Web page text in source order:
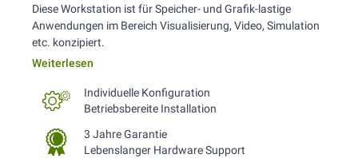
Diese Workstation ist für Speicher- und Grafik-lastige
Anwendungen im Bereich Visualisierung, Video, Simulation
etc. konzipiert.
Weiterlesen
Individuelle Konfiguration
Betriebsbereite Installation
3 Jahre Garantie
Lebenslanger Hardware Support